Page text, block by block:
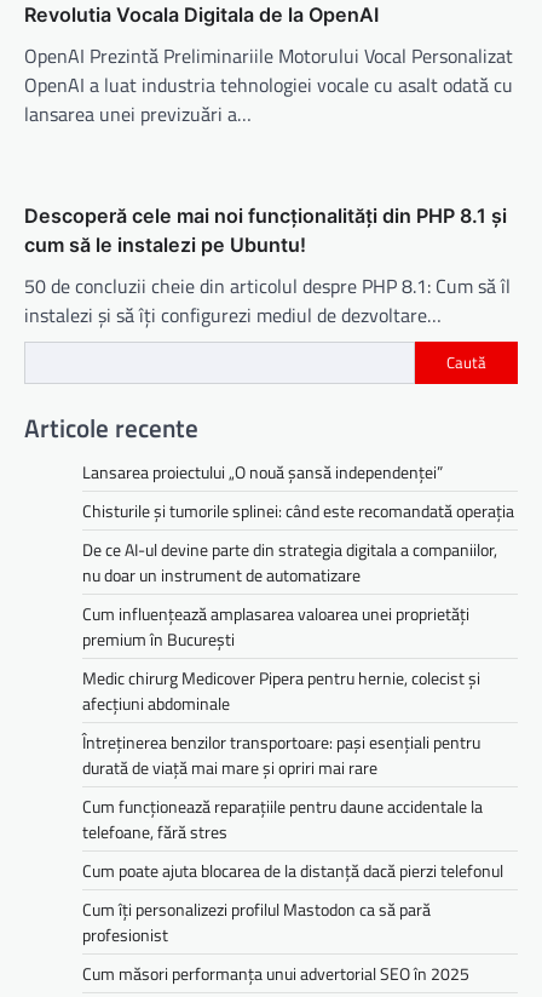
Revolutia Vocala Digitala de la OpenAI
OpenAI Prezintă Preliminariile Motorului Vocal Personalizat
OpenAI a luat industria tehnologiei vocale cu asalt odată cu
lansarea unei previzuări a…
Descoperă cele mai noi funcționalități din PHP 8.1 și
cum să le instalezi pe Ubuntu!
50 de concluzii cheie din articolul despre PHP 8.1: Cum să îl
instalezi și să îți configurezi mediul de dezvoltare…
Caută
Articole recente
Lansarea proiectului „O nouă șansă independenței”
Chisturile și tumorile splinei: când este recomandată operația
De ce AI-ul devine parte din strategia digitala a companiilor,
nu doar un instrument de automatizare
Cum influențează amplasarea valoarea unei proprietăți
premium în București
Medic chirurg Medicover Pipera pentru hernie, colecist și
afecțiuni abdominale
Întreținerea benzilor transportoare: pași esențiali pentru
durată de viață mai mare și opriri mai rare
Cum funcționează reparațiile pentru daune accidentale la
telefoane, fără stres
Cum poate ajuta blocarea de la distanță dacă pierzi telefonul
Cum îți personalizezi profilul Mastodon ca să pară
profesionist
Cum măsori performanța unui advertorial SEO în 2025